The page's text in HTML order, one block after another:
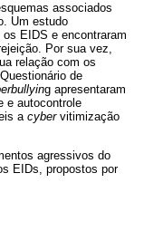
associados
Um estudo
os EIDS e encontraram
Por sua vez,
relação com os
de
g apresentaram
e autocontrole
a cybervitimização
agressivos do
EIDs, propostos por